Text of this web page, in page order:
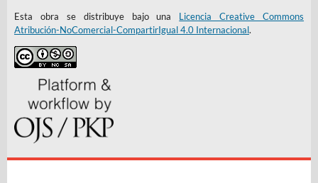
Esta obra se distribuye bajo una Licencia Creative Commons
Atribución-NoComercial-CompartirIgual 4.0 Internacional.